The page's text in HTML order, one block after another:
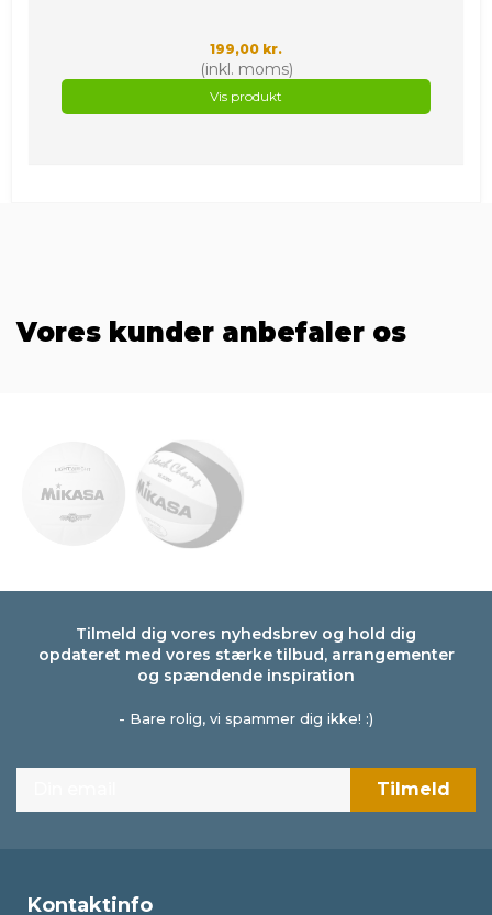
199,00 kr.
(inkl. moms)
Vis produkt
Vores kunder anbefaler os
Tilmeld dig vores nyhedsbrev og hold dig
opdateret med vores stærke tilbud, arrangementer
og spændende inspiration
- Bare rolig, vi spammer dig ikke! :)
Kontaktinfo